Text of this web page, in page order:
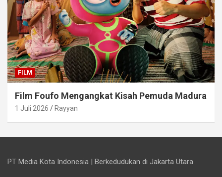
FILM
Film Foufo Mengangkat Kisah Pemuda Madura
1 Juli 2026 Rayyan
PT Media Kota Indonesia | Berkedudukan di Jakarta Utara